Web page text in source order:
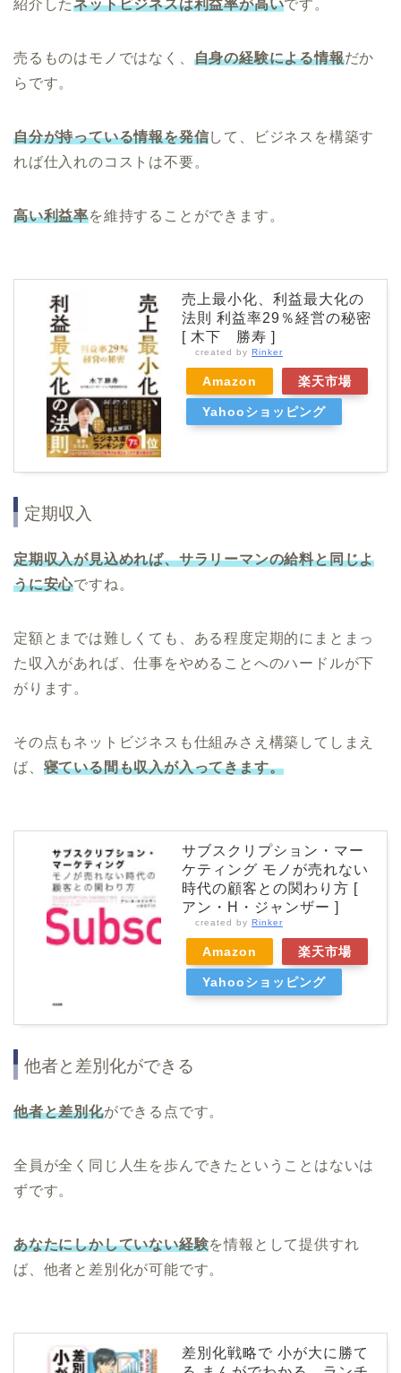
紹介したネットビジネスは利益率が高いです。
売るものはモノではなく、 自身の経験による情報だか
らです。
自分が持っている情報を発信して、ビジネスを構築す
れば仕入れのコストは不要。
高い利益率を維持することができます。
売上最小化、利益最大化の
法則 利益率29％経営の秘密
[ 木下 勝寿 ]
created by Rinker
Amazon 楽天市場
Yahooショッピング
定期収入
定期収入が見込めれば、サラリーマンの給料と同じよ
うに安心ですね。
定額とまでは難しくても、ある程度定期的にまとまっ
た収入があれば、仕事をやめることへのハードルが下
がります。
その点もネットビジネスも仕組みさえ構築してしまえ
ば、 寝ている間も収入が入ってきます。
サブスクリプション・マー
ケティング モノが売れない
時代の顧客との関わり方 [
アン・H・ジャンザー ]
created by Rinker
Amazon 楽天市場
Yahooショッピング
他者と差別化ができる
他者と差別化ができる点です。
全員が全く同じ人生を歩んできたということはないは
ずです。
あなたにしかしていない経験を情報として提供すれ
ば、他者と差別化が可能です。
差別化戦略で 小が大に勝て